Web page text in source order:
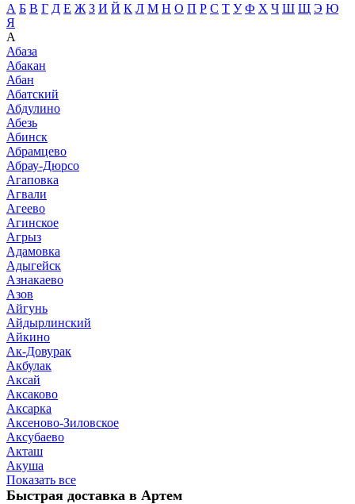
А Б В Г Д Е Ж З И Й К Л М Н О П Р С Т У Ф Х Ч Ш Щ Э Ю
Я
А
Абаза
Абакан
Абан
Абатский
Абдулино
Абезь
Абинск
Абрамцево
Абрау-Дюрсо
Агаповка
Агвали
Агеево
Агинское
Агрыз
Адамовка
Адыгейск
Азнакаево
Азов
Айгунь
Айдырлинский
Айкино
Ак-Довурак
Акбулак
Аксай
Аксаково
Аксарка
Аксеново-Зиловское
Аксубаево
Акташ
Акуша
Показать все
Быстрая доставка в Артем